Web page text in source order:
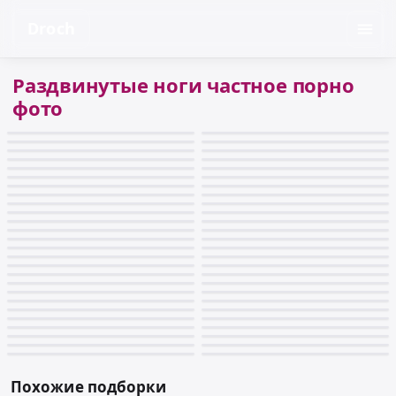
Раздвинутые ноги частное порно
фото
Похожие подборки